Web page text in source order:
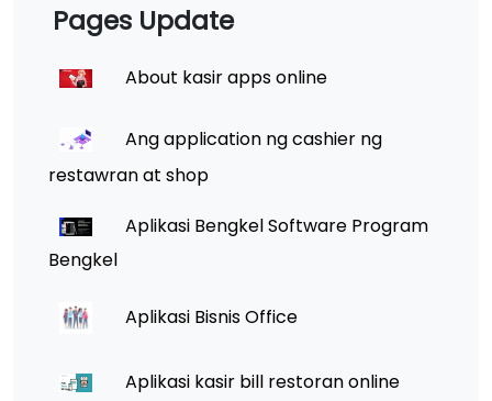
Pages Update
About kasir apps online
Ang application ng cashier ng
restawran at shop
Aplikasi Bengkel Software Program
Bengkel
Aplikasi Bisnis Office
Aplikasi kasir bill restoran online